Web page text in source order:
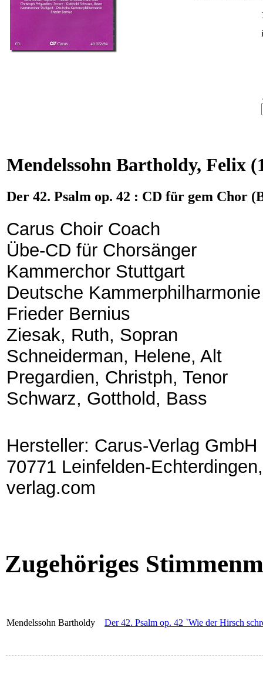
Mendelssohn Bartholdy, Felix
Der 42. Psalm op. 42 : CD für gem Chor
Carus Choir Coach
Übe-CD für Chorsänger
Kammerchor Stuttgart
Deutsche Kammerphilharmonie
Frieder Bernius
Ziesak, Ruth, Sopran
Schneiderman, Helene, Alt
Pregardien, Christph, Tenor
Schwarz, Gotthold, Bass
Hersteller: Carus-Verlag
70771 Leinfelden-
verlag.com
Zugehöriges
Mendelssohn Bartholdy Der 42. Psalm op. 42 `Wie der Hirsch